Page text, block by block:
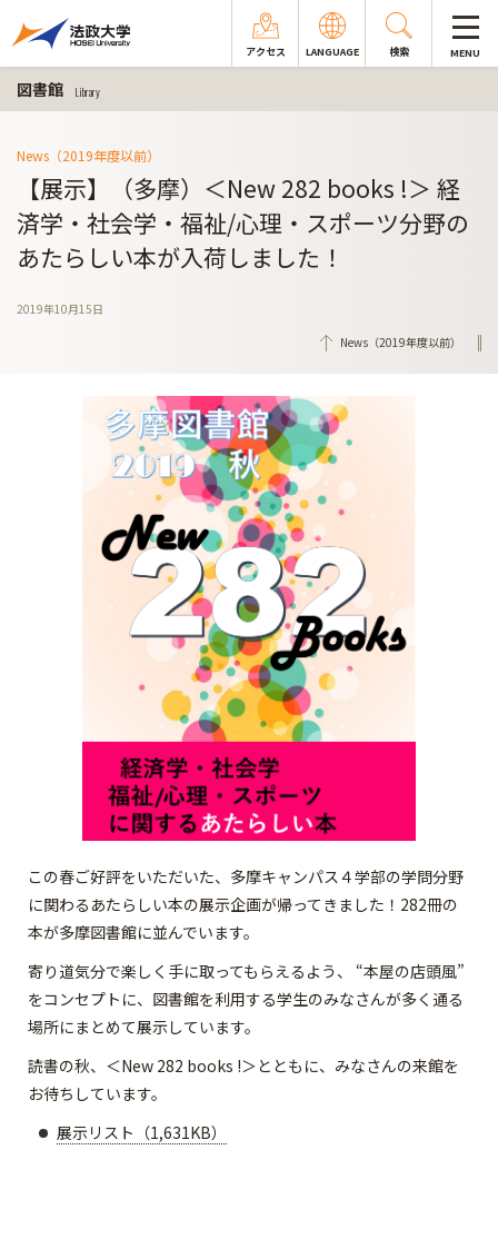
アクセス LANGUAGE 検索 MENU
図書館 Library
News（2019年度以前）
【展示】（多摩）＜New 282 books !＞ 経
済学・社会学・福祉/心理・スポーツ分野の
あたらしい本が入荷しました！
2019年10月15日
News（2019年度以前）
この春ご好評をいただいた、多摩キャンパス４学部の学問分野
に関わるあたらしい本の展示企画が帰ってきました！282冊の
本が多摩図書館に並んでいます。
寄り道気分で楽しく手に取ってもらえるよう、 “本屋の店頭風”
をコンセプトに、図書館を利用する学生のみなさんが多く通る
場所にまとめて展示しています。
読書の秋、 ＜New 282 books !＞とともに、みなさんの来館を
お待ちしています。
展示リスト（1,631KB）